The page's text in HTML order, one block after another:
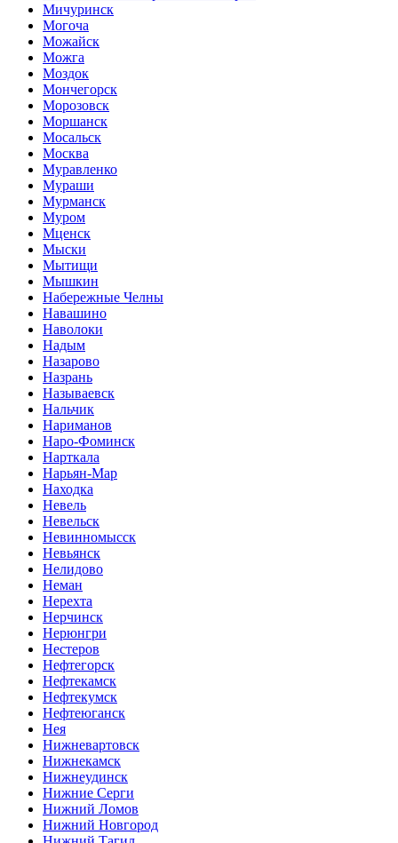
Мичуринск
Могоча
Можайск
Можга
Моздок
Мончегорск
Морозовск
Моршанск
Мосальск
Москва
Муравленко
Мураши
Мурманск
Муром
Мценск
Мыски
Мытищи
Мышкин
Набережные Челны
Навашино
Наволоки
Надым
Назарово
Назрань
Называевск
Нальчик
Нариманов
Наро-Фоминск
Нарткала
Нарьян-Мар
Находка
Невель
Невельск
Невинномысск
Невьянск
Нелидово
Неман
Нерехта
Нерчинск
Нерюнгри
Нестеров
Нефтегорск
Нефтекамск
Нефтекумск
Нефтеюганск
Нея
Нижневартовск
Нижнекамск
Нижнеудинск
Нижние Серги
Нижний Ломов
Нижний Новгород